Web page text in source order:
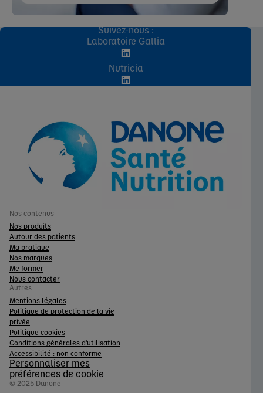
Suivez-nous :
Laboratoire Gallia
Nutricia
Nos contenus
Nos produits
Autour des patients
Ma pratique
Nos marques
Me former
Nous contacter
Autres
Mentions légales
Politique de protection de la vie
privée
Politique cookies
Conditions générales d'utilisation
Accessibilité : non conforme
Personnaliser mes
préférences de cookie
© 2025 Danone